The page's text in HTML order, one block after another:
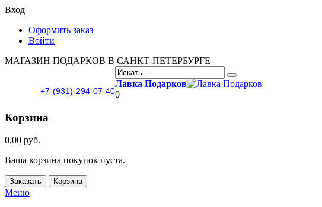
Вход
Оформить заказ
Войти
МАГАЗИН ПОДАРКОВ В САНКТ-ПЕТЕРБУРГЕ
+7-(931)-294-07-40
Лавка Подарков
0
Корзина
0,00 руб.
Ваша корзина покупок пуста.
Заказать Корзина
Меню